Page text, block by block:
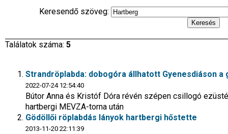
Keresendő szöveg:
Találatok száma: 5
Strandröplabda: dobogóra állhatott Gyenesdiáson
2022-07-24 12:54:40
Bútor Anna és Kristóf Dóra révén szépen csillogó
hartbergi MEVZA-torna után
Gödöllői röplabdás lányok hartbergi hőstette
2013-11-20 22:11:39